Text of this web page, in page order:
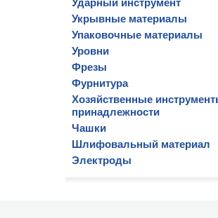
Ударный инструмент
Укрывные материалы
Упаковочные материалы
Уровни
Фрезы
Фурнитура
Хозяйственные
принадлежности
Чашки
Шлифовальный материал
Электроды